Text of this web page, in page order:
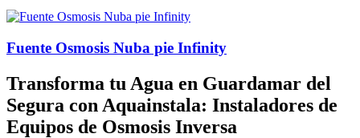
Fuente Osmosis Nuba pie Infinity
Transforma tu Agua en Guardamar del
Segura con Aquainstala: Instaladores de
Equipos de Osmosis Inversa